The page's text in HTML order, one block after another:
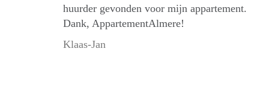
huurder gevonden voor mijn appartement.
Dank, AppartementAlmere!
Klaas-Jan